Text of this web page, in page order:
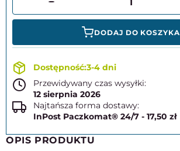
DODAJ DO KOSZYKA
3-4 dni
Przewidywany czas wysyłki:
12 sierpnia 2026
Najtańsza forma dostawy:
InPost Paczkomat® 24/7 - 17,50 zł
OPIS PRODUKTU